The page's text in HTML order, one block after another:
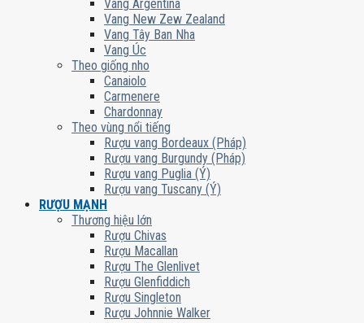
Vang Argentina
Vang New Zew Zealand
Vang Tây Ban Nha
Vang Úc
Theo giống nho
Canaiolo
Carmenere
Chardonnay
Theo vùng nổi tiếng
Rượu vang Bordeaux (Pháp)
Rượu vang Burgundy (Pháp)
Rượu vang Puglia (Ý)
Rượu vang Tuscany (Ý)
RƯỢU MẠNH
Thương hiệu lớn
Rượu Chivas
Rượu Macallan
Rượu The Glenlivet
Rượu Glenfiddich
Rượu Singleton
Rượu Johnnie Walker